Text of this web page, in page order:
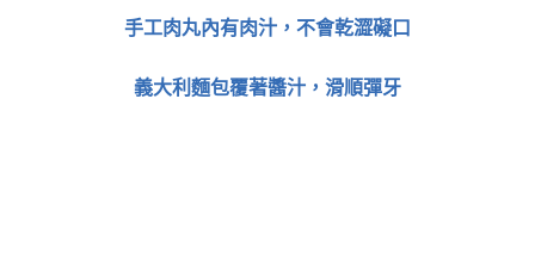
手工肉丸內有肉汁，不會乾澀礙口
義大利麵包覆著醬汁，滑順彈牙